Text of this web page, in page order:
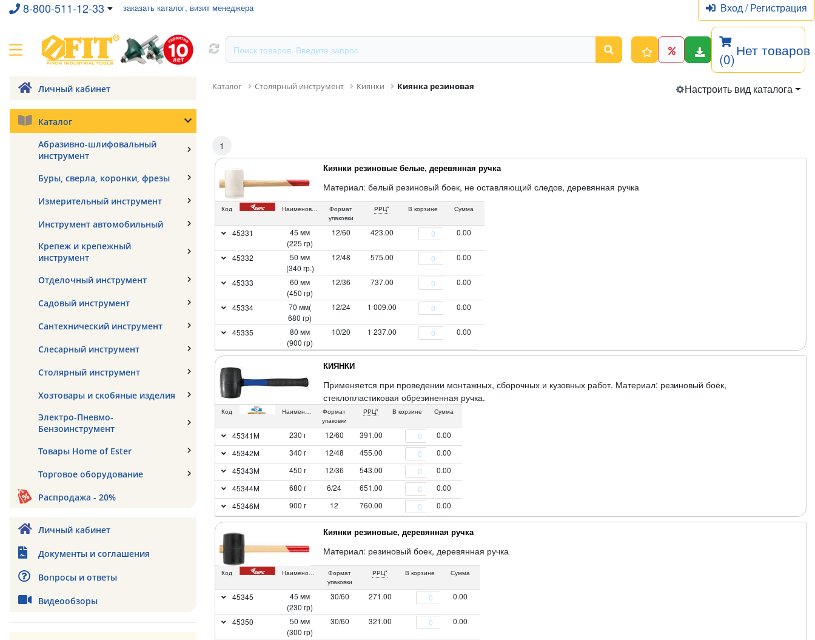
8-800-511-12-33 заказать каталог, визит менеджера Вход/Регистрация
(0)Нет товаров
Личный кабинет
Каталог
Абразивно-шлифовальный
инструмент
Буры, сверла, коронки, фрезы
Измерительный инструмент
Инструмент автомобильный
Крепеж и крепежный
инструмент
Отделочный инструмент
Садовый инструмент
Сантехнический инструмент
Слесарный инструмент
Столярный инструмент
Хозтовары и скобяные изделия
Электро-Пневмо-
Бензоинструмент
Товары Home of Ester
Торговое оборудование
Распродажа - 20%
Личный кабинет
Документы и соглашения
Вопросы и ответы
Видеообзоры
Каталог Столярный инструмент Киянки Киянка резиновая Настроить вид каталога
1
Киянки резиновые белые, деревянная ручка
Материал: белый резиновый боек, не оставляющий следов, деревянная ручка
Код Наименование
Формат
упаковки
РРЦ* В корзине Сумма
45331
45 мм
(225 гр)
12/60 423.00 0.00
45332
50 мм
(340 гр.)
12/48 575.00 0.00
45333
60 мм
(450 гр)
12/36 737.00 0.00
45334
70 мм(
680 гр)
12/24 1 009.00 0.00
45335
80 мм
(900 гр)
10/20 1 237.00 0.00
КИЯНКИ
Применяется при проведении монтажных, сборочных и кузовных работ. Материал: резиновый боёк,
стеклопластиковая обрезиненная ручка.
Код Наименование
Формат
упаковки
РРЦ* В корзине Сумма
45341М 230 г 12/60 391.00
0.00
45342М
340 г 12/48 455.00
0.00
45343М
450 г 12/36 543.00
0.00
45344М
680 г 6/24 651.00
0.00
45346М
900 г 12 760.00 0.00
Киянки резиновые, деревянная ручка
Материал: резиновый боек, деревянная ручка
Код Наименование
Формат
упаковки
РРЦ* В корзине Сумма
45345
45 мм
(230 гр)
30/60 271.00 0.00
45350
50 мм
(300 гр)
30/60 321.00 0.00